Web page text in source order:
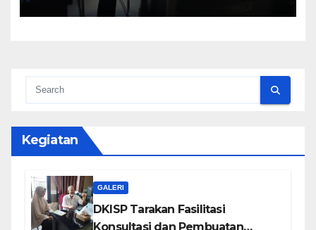
Kegiatan
GALERI
DKISP Tarakan Fasilitasi
Konsultasi dan Pembuatan